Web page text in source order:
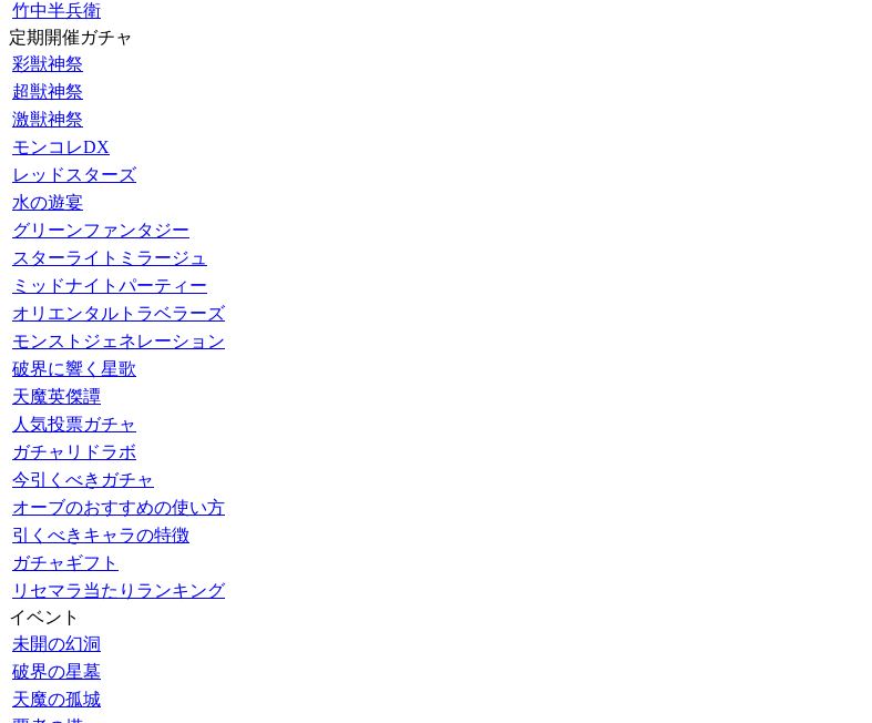
竹中半兵衛
定期開催ガチャ
彩獣神祭
超獣神祭
激獣神祭
モンコレDX
レッドスターズ
水の遊宴
グリーンファンタジー
スターライトミラージュ
ミッドナイトパーティー
オリエンタルトラベラーズ
モンストジェネレーション
破界に響く星歌
天魔英傑譚
人気投票ガチャ
ガチャリドラボ
今引くべきガチャ
オーブのおすすめの使い方
引くべきキャラの特徴
ガチャギフト
リセマラ当たりランキング
イベント
未開の幻洞
破界の星墓
天魔の孤城